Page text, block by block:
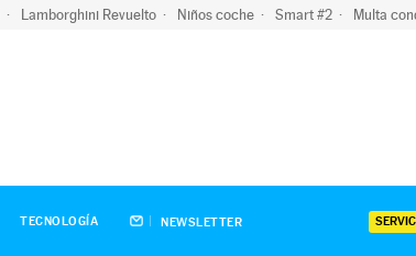
Lamborghini Revuelto Niños coche Smart #2 Multa
TECNOLOGÍA NEWSLETTER